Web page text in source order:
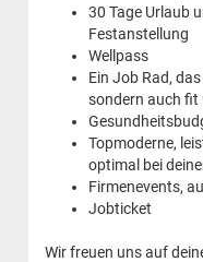
30 Tage Urlaub
Festanstellung
Wellpass
Ein Job Rad,
sondern auch fit
Topmoderne,
optimal bei
Firmenevents,
Jobticket
Wir freuen uns auf